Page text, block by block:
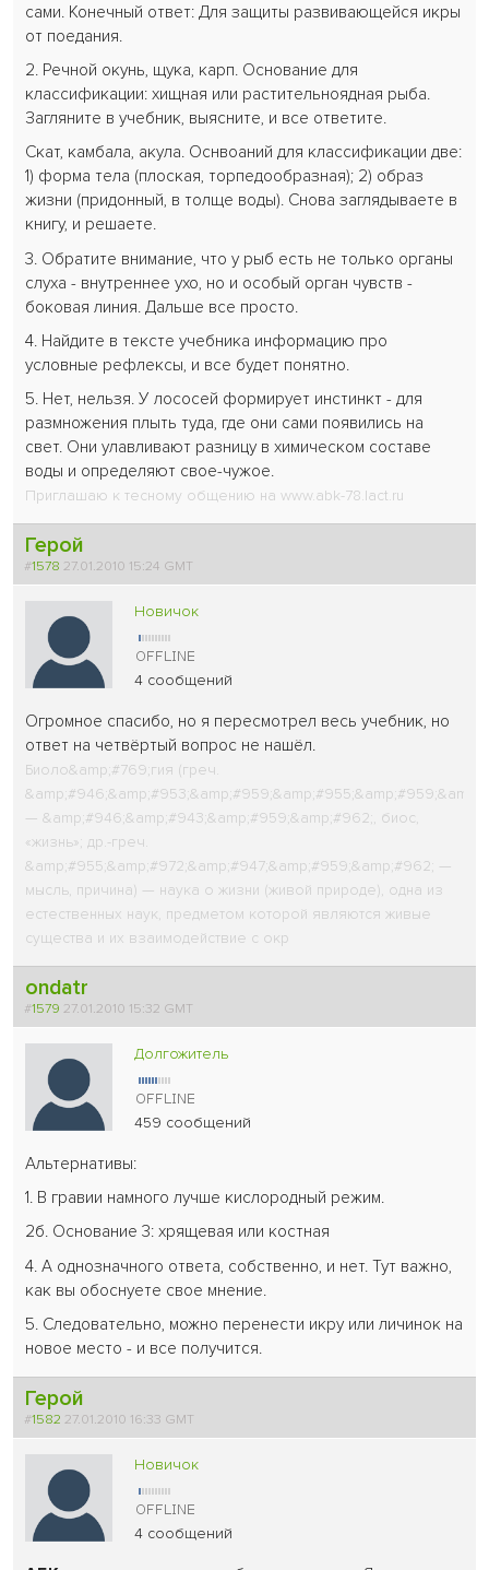
сами. Конечный ответ: Для защиты развивающейся икры
от поедания.
2. Речной окунь, щука, карп. Основание для
классификации: хищная или растительноядная рыба.
Загляните в учебник, выясните, и все ответите.
Скат, камбала, акула. Оснвоаний для классификации две:
1) форма тела (плоская, торпедообразная); 2) образ
жизни (придонный, в толще воды). Снова заглядываете в
книгу, и решаете.
3. Обратите внимание, что у рыб есть не только органы
слуха - внутреннее ухо, но и особый орган чувств -
боковая линия. Дальше все просто.
4. Найдите в тексте учебника информацию про
условные рефлексы, и все будет понятно.
5. Нет, нельзя. У лососей формирует инстинкт - для
размножения плыть туда, где они сами появились на
свет. Они улавливают разницу в химическом составе
воды и определяют свое-чужое.
Приглашаю к тесному общению на www.abk-78.lact.ru
Герой
#1578 27.01.2010 15:24 GMT
Новичок
4 сообщений
Огромное спасибо, но я пересмотрел весь учебник, но
ответ на четвёртый вопрос не нашёл.
Биоло&amp;#769;гия (греч.
— &amp;#946;&amp;#943;&amp;#959;&amp;#962;, биос,
«жизнь»; др.-греч.
&amp;#955;&amp;#972;&amp;#947;&amp;#959;&amp;#962; —
мысль, причина) — наука о жизни (живой природе), одна из
естественных наук, предметом которой являются живые
существа и их взаимодействие с окр
ondatr
#1579 27.01.2010 15:32 GMT
Долгожитель
459 сообщений
Альтернативы:
1. В гравии намного лучше кислородный режим.
2б. Основание 3: хрящевая или костная
4. А однозначного ответа, собственно, и нет. Тут важно,
как вы обоснуете свое мнение.
5. Следовательно, можно перенести икру или личинок на
новое место - и все получится.
Герой
#1582 27.01.2010 16:33 GMT
Новичок
4 сообщений